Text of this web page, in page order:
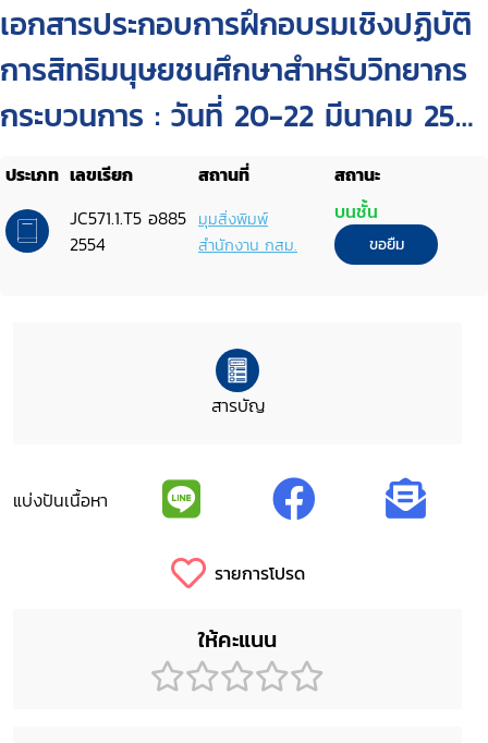
เอกสารประกอบการฝึกอบรมเชิงปฏิบัติ
การสิทธิมนุษยชนศึกษาสำหรับวิทยากร
กระบวนการ : วันที่ 20-22 มีนาคม 2554
ณ ห้องจินดา โรงแรมเอเชีย พัทยา
จังหวัดชลบุรี
ประเภท เลขเรียก สถานที่
สถานะ
JC571.1.T5 อ885
2554
มุมสิ่งพิมพ์
สำนักงาน กสม.
บนชั้น
ขอยืม
สารบัญ
แบ่งปันเนื้อหา
รายการโปรด
ให้คะแนน